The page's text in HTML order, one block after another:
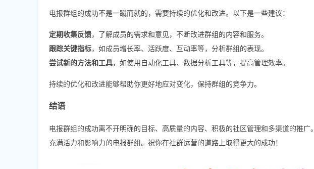
电报群组的成功不是一蹴而就的，需要持续的优化和改进。以下是一些建议：
定期收集反馈，了解成员的需求和意见，不断改进群组的内容和服务。
跟踪关键指标，如成员增长率、活跃度、互动率等，分析群组的表现。
尝试新的方法和工具，如使用自动化工具、数据分析工具等，提高管理效率。
持续的优化和改进能够帮助你更好地应对变化，保持群组的竞争力。
结语
电报群组的成功离不开明确的目标、高质量的内容、积极的社区管理和多渠道的推
充满活力和影响力的电报群组。祝你在社群运营的道路上取得更大的成功！